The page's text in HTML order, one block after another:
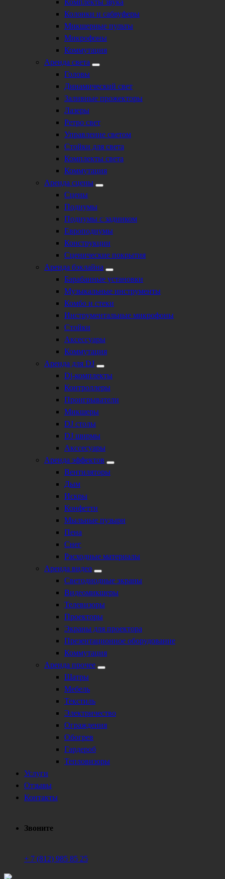
Колонки и сабвуферы
Микшерные пульты
Микрофоны
Коммутация
Аренда света
Головы
Динамический свет
Заливные прожекторы
Лазеры
Ретро свет
Управление светом
Стойки для света
Комплекты света
Коммутация
Аренда сцены
Сцены
Подиумы
Подиумы с задником
Европодиумы
Конструкции
Сценические покрытия
Аренда бэклайна
Барабанные установки
Музыкальные инструменты
Комбо и стеки
Инструментальные микрофоны
Стойки
Аксессуары
Коммутация
Аренда для DJ
Dj-комплекты
Контроллеры
Проигрыватели
Микшеры
DJ столы
DJ ширмы
Акссесуары
Аренда эффектов
Вентиляторы
Дым
Искры
Конфетти
Мыльные пузыри
Пена
Снег
Расходные материалы
Аренда видео
Светодиодные экраны
Видеомикшеры
Телевизоры
Проекторы
Экраны для проектора
Презентационное оборудование
Коммутация
Аренда прочее
Шатры
Мебель
Текстиль
Электричество
Ограждения
Обогрев
Гардероб
Тепловизоры
Услуги
Отзывы
Контакты
Звоните
+ 7 (812) 985 85 25